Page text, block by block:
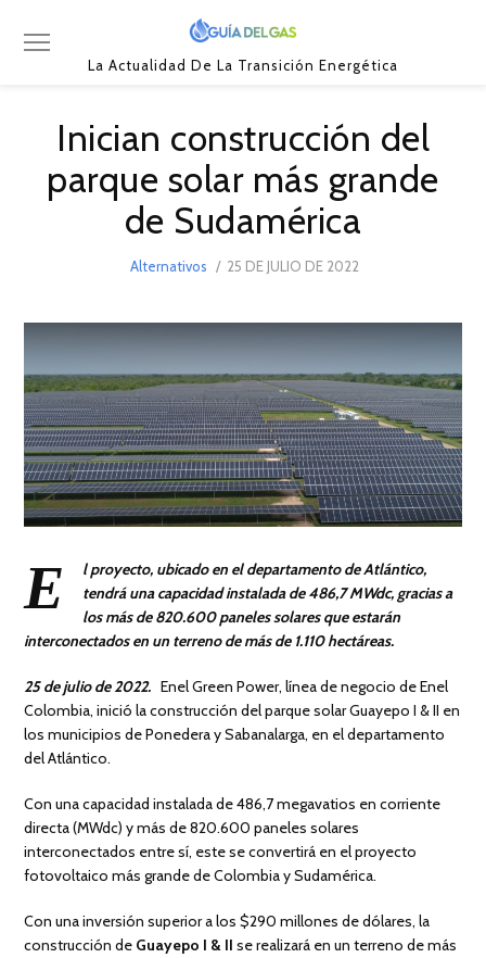
La Actualidad De La Transición Energética
Inician construcción del
parque solar más grande
de Sudamérica
Alternativos
POSTED
25 DE JULIO DE 2022
E
l proyecto, ubicado en el departamento de Atlántico,
tendrá una capacidad instalada de 486,7 MWdc, gracias a
los más de 820.600 paneles solares que estarán
interconectados en un terreno de más de 1.110 hectáreas.
25 de julio de 2022. Enel Green Power, línea de negocio de Enel
Colombia, inició la construcción del parque solar Guayepo I & II en
los municipios de Ponedera y Sabanalarga, en el departamento
del Atlántico.
Con una capacidad instalada de 486,7 megavatios en corriente
directa (MWdc) y más de 820.600 paneles solares
interconectados entre sí, este se convertirá en el proyecto
fotovoltaico más grande de Colombia y Sudamérica.
Con una inversión superior a los $290 millones de dólares, la
construcción de Guayepo I & IIse realizará en un terreno de más